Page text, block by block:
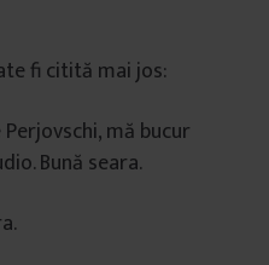
fi citită mai jos:
mă bucur
Bună seara.